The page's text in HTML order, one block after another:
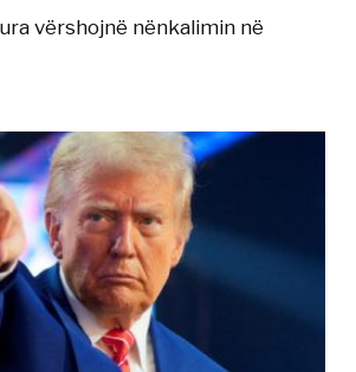
vërshojnë nënkalimin në